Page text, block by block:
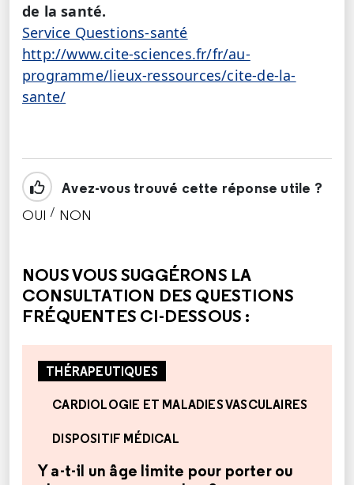
de la santé.
Service Questions-santé
http://www.cite-sciences.fr/fr/au-
programme/lieux-ressources/cite-de-la-
sante/
Avez-vous trouvé cette réponse utile ?
OUI / NON
NOUS VOUS SUGGÉRONS LA
CONSULTATION DES QUESTIONS
FRÉQUENTES CI-DESSOUS :
THÉRAPEUTIQUES
CARDIOLOGIE ET MALADIES VASCULAIRES
DISPOSITIF MÉDICAL
Y a-t-il un âge limite pour porter ou